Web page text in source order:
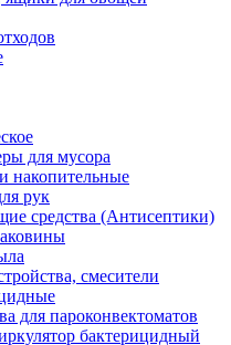
для мусора
накопительные
рук
средства (Антисептики)
смесители
для пароконвектоматов
бактерицидный